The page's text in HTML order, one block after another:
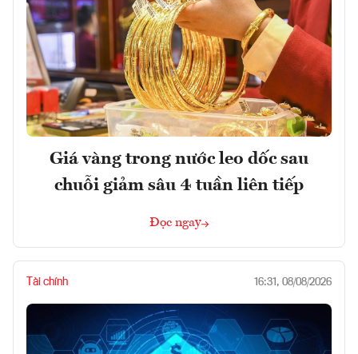
Giá vàng trong nước leo dốc sau
chuỗi giảm sâu 4 tuần liên tiếp
Đọc ngay
Tài chính 16:31, 08/08/2026